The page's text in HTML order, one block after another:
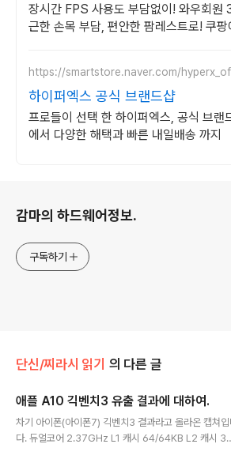
장시간 FPS 사용도 부담없이! 와우회원
근한 손목 부담, 편안한 팜레스트로! 쿠팡
https://smartstore.naver.com/
하이퍼엑스 공식 브랜드샵
프로들이 선택 한 하이퍼엑스, 공식 브랜
에서 다양한 해택과 빠른 내일배송 까지
감마의 하드웨어정보.
구독하기
단신/찌라시 읽기 의 다른 글
애플 A10 긱벤치3 유출 결과에 대하여.
차기 아이폰(아이폰7) 긱벤치3 결과라고 올라온 캡쳐입
다. 듀얼코어 2.37GHz L1 캐시 64/64KB L2 캐시